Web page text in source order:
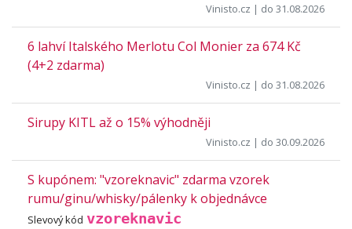
Vinisto.cz | do 31.08.2026
6 lahví Italského Merlotu Col Monier za 674 Kč
(4+2 zdarma)
Vinisto.cz | do 31.08.2026
Sirupy KITL až o 15% výhodněji
Vinisto.cz | do 30.09.2026
S kupónem: "vzoreknavic" zdarma vzorek
rumu/ginu/whisky/pálenky k objednávce
Slevový kód vzoreknavic